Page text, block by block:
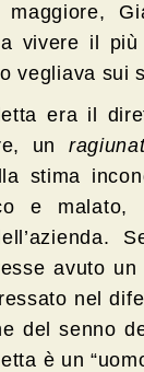
vivere il più
vegliava sui
era il
un
stima
e malato,
avuto
nel
del senno
è un